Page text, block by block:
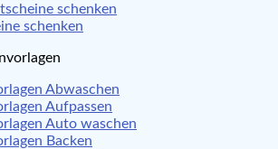
schenken
schenken
Abwaschen
Aufpassen
Auto waschen
Backen